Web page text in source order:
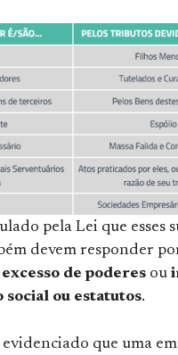
pela Lei que esses
devem responder
excesso de poderes ou
ou estatutos.
evidenciado que uma